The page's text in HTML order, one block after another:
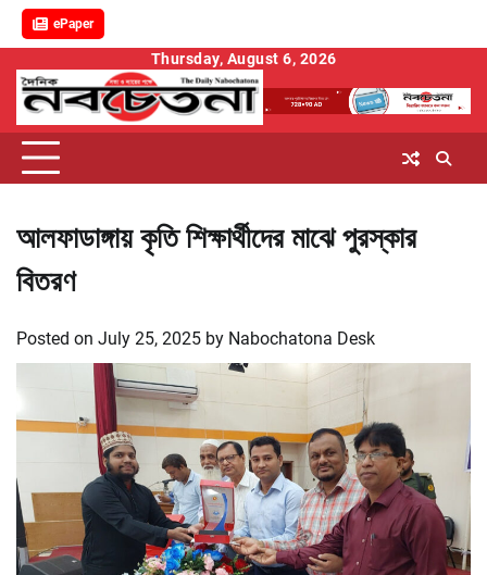
ePaper
content
Thursday, August 6, 2026
আলফাডাঙ্গায় কৃতি শিক্ষার্থীদের মাঝে পুরস্কার
বিতরণ
Posted on July 25, 2025 by Nabochatona Desk